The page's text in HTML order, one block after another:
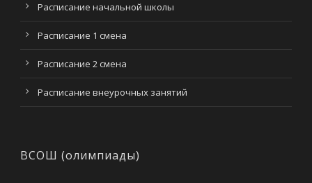
Расписание начальной школы
Расписание 1 смена
Расписание 2 смена
Расписание внеурочных занятий
ВСОШ (олимпиады)